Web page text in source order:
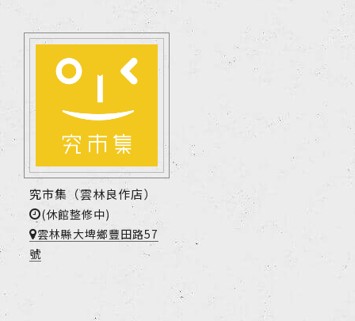
究市集（雲林良作店）
(休館整修中)
雲林縣大埤鄉豐田路57
號